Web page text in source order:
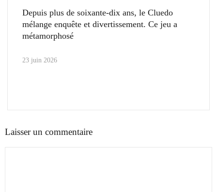
Depuis plus de soixante-dix ans, le Cluedo
mélange enquête et divertissement. Ce jeu a
métamorphosé
23 juin 2026
Laisser un commentaire